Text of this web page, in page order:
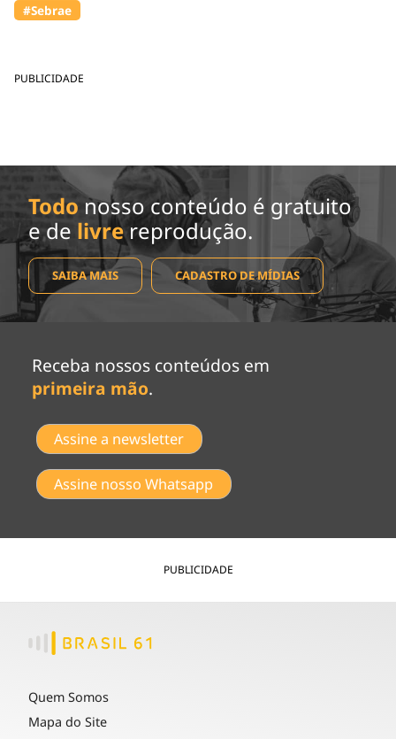
PUBLICIDADE
#Sebrae
Todo nosso conteúdo é gratuito
e de livrereprodução.
SAIBA MAIS CADASTRO DE MÍDIAS
Receba nossos conteúdos em
primeira mão.
Assine a newsletter
Assine nosso Whatsapp
PUBLICIDADE
Quem Somos
Mapa do Site